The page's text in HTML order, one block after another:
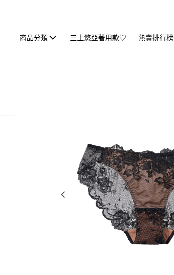
商品分類 三上悠亞著用款♡ 熱賣排行榜